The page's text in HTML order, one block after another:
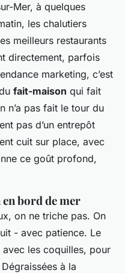
Mer, à quelques
les chalutiers
meilleurs restaurants
directement, parfois
marketing, c’est
fait-maison qui fait
n’a pas fait le tour du
pas d’un entrepôt
cuit sur place, avec
ce goût profond,
bord de mer
on ne triche pas. On
- avec patience. Le
les coquilles, pour
à la